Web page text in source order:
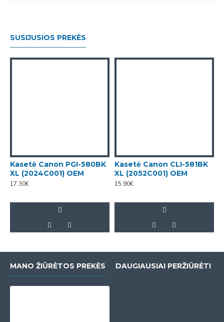
SUSIJUSIOS PREKĖS
Kasetė Canon PGI-580BK
XL (2024C001) OEM
17.30€
Kasetė Canon CLI-581BK
XL (2052C001) OEM
15.90€
MANO ŽIŪRĖTOS PREKĖS DAUGIAUSIAI PERŽIŪRĖTI